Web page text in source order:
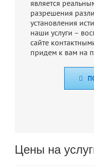
является
разрешения
установления
наши услуги –
сайте
придем к вам на
Цены на